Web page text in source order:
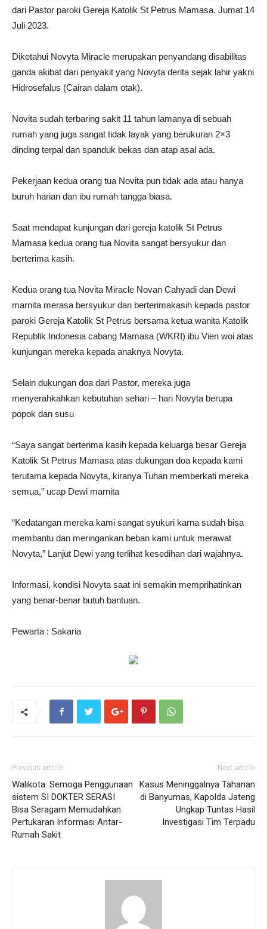
dari Pastor paroki Gereja Katolik St Petrus Mamasa. Jumat 14
Juli 2023.
Diketahui Novyta Miracle merupakan penyandang disabilitas
ganda akibat dari penyakit yang Novyta derita sejak lahir yakni
Hidrosefalus (Cairan dalam otak).
Novita sudah terbaring sakit 11 tahun lamanya di sebuah
rumah yang juga sangat tidak layak yang berukuran 2×3
dinding terpal dan spanduk bekas dan atap asal ada.
Pekerjaan kedua orang tua Novita pun tidak ada atau hanya
buruh harian dan ibu rumah tangga biasa.
Saat mendapat kunjungan dari gereja katolik St Petrus
Mamasa kedua orang tua Novita sangat bersyukur dan
berterima kasih.
Kedua orang tua Novita Miracle Novan Cahyadi dan Dewi
marnita merasa bersyukur dan berterimakasih kepada pastor
paroki Gereja Katolik St Petrus bersama ketua wanita Katolik
Republik Indonesia cabang Mamasa (WKRI) ibu Vien woi atas
kunjungan mereka kepada anaknya Novyta.
Selain dukungan doa dari Pastor, mereka juga
menyerahkahkan kebutuhan sehari – hari Novyta berupa
popok dan susu
“Saya sangat berterima kasih kepada keluarga besar Gereja
Katolik St Petrus Mamasa atas dukungan doa kepada kami
terutama kepada Novyta, kiranya Tuhan memberkati mereka
semua,” ucap Dewi marnita
“Kedatangan mereka kami sangat syukuri karna sudah bisa
membantu dan meringankan beban kami untuk merawat
Novyta,” Lanjut Dewi yang terlihat kesedihan dari wajahnya.
Informasi, kondisi Novyta saat ini semakin memprihatinkan
yang benar-benar butuh bantuan.
Pewarta : Sakaria
Previous article
Walikota: Semoga Penggunaan
sistem SI DOKTER SERASI
Bisa Seragam Memudahkan
Pertukaran Informasi Antar-
Rumah Sakit
Next article
Kasus Meninggalnya Tahanan
di Banyumas, Kapolda Jateng
Ungkap Tuntas Hasil
Investigasi Tim Terpadu